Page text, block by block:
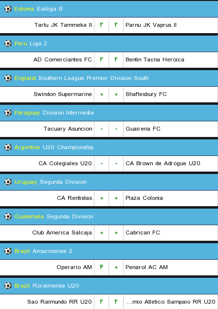
Estonia Esiliiga B
Tartu JK Tammeka II
۲ ۲
Parnu JK Vaprus II
Peru Liga 2
AD Comerciantes FC
۲ ۲
Bentin Tacna Heroica
England Southern League Premier Division South
Swindon Supermarine
۰ ۰
Shaftesbury FC
Paraguay Division Intermedia
Tacuary Asuncion
- -
Guairena FC
Argentina U20 Championship
CA Colegiales U20
- -
CA Brown de Adrogue U20
Uruguay Segunda Division
CA Rentistas
۰ ۰
Plaza Colonia
Guatemala Segunda Division
Club America Salcaja
۰ ۰
Cabrican FC
Brazil Amazonense 2
Operario AM
۴ ۰
Penarol AC AM
Brazil Roraimense U20
Sao Raimundo RR U20
۲ ۲
Gremio Atletico Sampaio RR U20